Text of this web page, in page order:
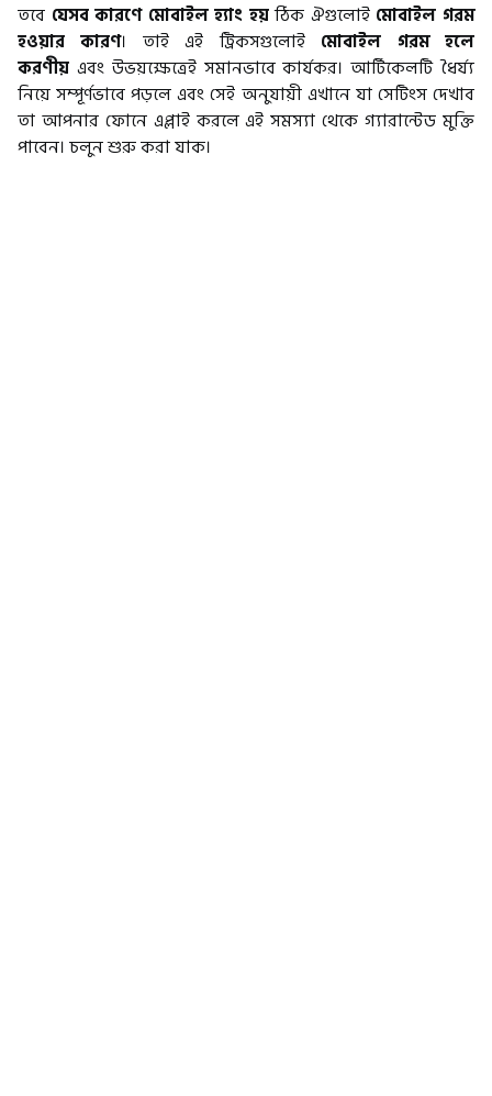
তবে যেসব কারণে মোবাইল হ্যাং হয়ঠিক ঐগুলোই মোবাইল গরম
হওয়ার কারণ। তাই এই ট্রিকসগুলোই মোবাইল গরম হলে
করণীয় এবং উভয়ক্ষেত্রেই সমানভাবে কার্যকর। আর্টিকেলটি ধৈর্য্য
নিয়ে সম্পূর্ণভাবে পড়লে এবং সেই অনুযায়ী এখানে যা সেটিংস দেখাব
তা আপনার ফোনে এপ্লাই করলে এই সমস্যা থেকে গ্যারান্টেড মুক্তি
পাবেন। চলুন শুরু করা যাক।